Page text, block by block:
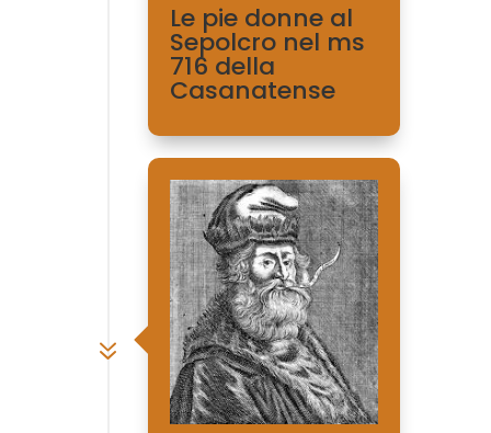
Le pie donne al
Sepolcro nel ms
716 della
Casanatense
7